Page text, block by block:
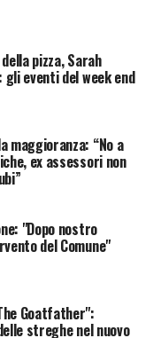
pizza, Sarah
eventi del week end
maggioranza: “No a
ex assessori non
"Dopo nostro
del Comune"
Goatfather":
streghe nel nuovo